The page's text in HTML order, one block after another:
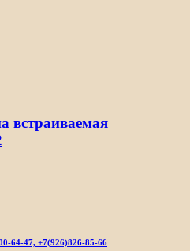
встраиваемая
64-47, +7(926)826-85-66